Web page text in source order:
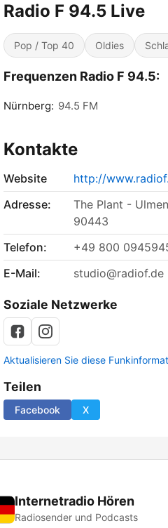
Radio F 94.5 Live
Pop / Top 40 Oldies
Frequenzen Radio F 94.5:
Nürnberg: 94.5 FM
Kontakte
Website
http://
Adresse:
The Plant -
90443
Telefon:
+49 800
E-Mail:
studio@radiof.de
Soziale Netzwerke
Aktualisieren Sie diese
Teilen
Facebook X
Internetradio Hören
Radiosender und Podcasts